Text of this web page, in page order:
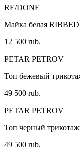
RE/DONE
Майка белая RIBBED
12 500 rub.
PETAR PETROV
Топ бежевый
49 500 rub.
PETAR PETROV
Топ черный
49 500 rub.